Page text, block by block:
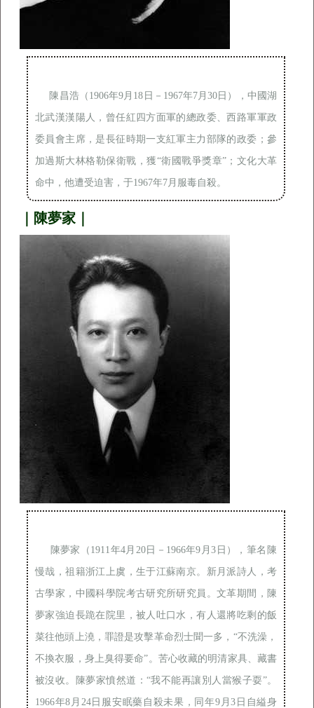
陳昌浩（1906年9月18日－1967年7月30日），中國湖
北武漢漢陽人，曾任紅四方面軍的總政委、西路軍軍政
委員會主席，是長征時期一支紅軍主力部隊的政委；參
加過斯大林格勒保衛戰，獲“衛國戰爭獎章”；文化大革
命中，他遭受迫害，于1967年7月服毒自殺。
｜陳夢家｜
陳夢家（1911年4月20日－1966年9月3日），筆名陳
慢哉，祖籍浙江上虞，生于江蘇南京。新月派詩人，考
古學家，中國科學院考古研究所研究員。文革期間，陳
夢家強迫長跪在院里，被人吐口水，有人還將吃剩的飯
菜往他頭上澆，罪證是攻擊革命烈士聞一多，“不洗澡，
不換衣服，身上臭得要命”。苦心收藏的明清家具、藏書
被沒收。陳夢家憤然道：“我不能再讓別人當猴子耍”。
1966年8月24日服安眠藥自殺未果，同年9月3日自縊身